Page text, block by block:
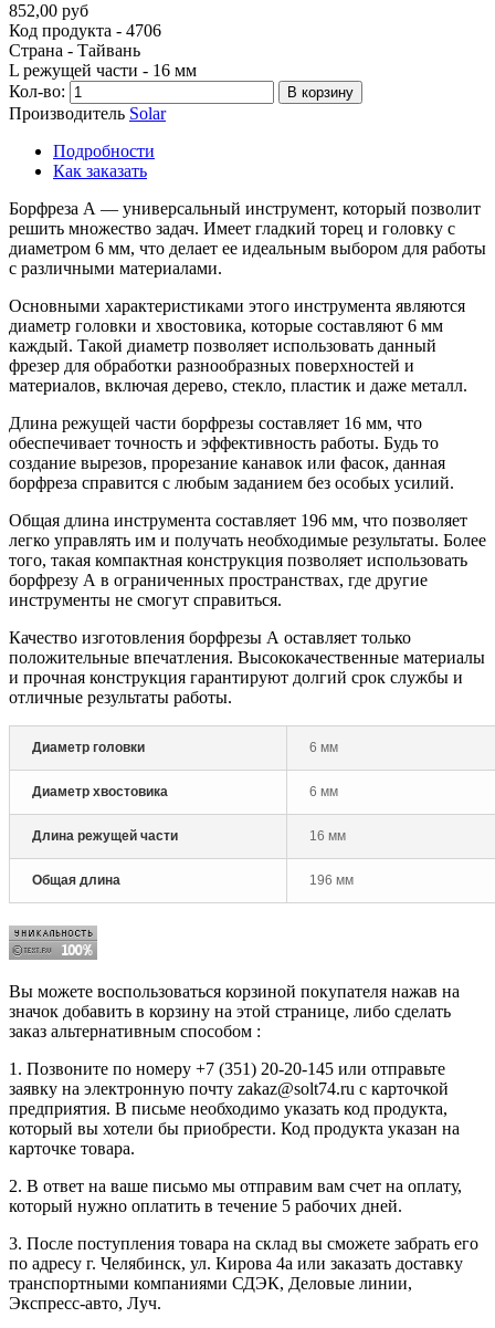
852,00 руб
Код продукта - 4706
Страна - Тайвань
L режущей части - 16 мм
Кол-во:
В корзину
Производитель Solar
Подробности
Как заказать
Борфреза А — универсальный инструмент, который позволит
решить множество задач. Имеет гладкий торец и головку с
диаметром 6 мм, что делает ее идеальным выбором для работы
с различными материалами.
Основными характеристиками этого инструмента являются
диаметр головки и хвостовика, которые составляют 6 мм
каждый. Такой диаметр позволяет использовать данный
фрезер для обработки разнообразных поверхностей и
материалов, включая дерево, стекло, пластик и даже металл.
Длина режущей части борфрезы составляет 16 мм, что
обеспечивает точность и эффективность работы. Будь то
создание вырезов, прорезание канавок или фасок, данная
борфреза справится с любым заданием без особых усилий.
Общая длина инструмента составляет 196 мм, что позволяет
легко управлять им и получать необходимые результаты. Более
того, такая компактная конструкция позволяет использовать
борфрезу А в ограниченных пространствах, где другие
инструменты не смогут справиться.
Качество изготовления борфрезы А оставляет только
положительные впечатления. Высококачественные материалы
и прочная конструкция гарантируют долгий срок службы и
отличные результаты работы.
Диаметр головки 6 мм
Диаметр хвостовика 6 мм
Длина режущей части 16 мм
Общая длина 196 мм
Вы можете воспользоваться корзиной покупателя нажав на
значок добавить в корзину на этой странице, либо сделать
заказ альтернативным способом :
1. Позвоните по номеру +7 (351) 20-20-145 или отправьте
заявку на электронную почту zakaz@solt74.ru с карточкой
предприятия. В письме необходимо указать код продукта,
который вы хотели бы приобрести. Код продукта указан на
карточке товара.
2. В ответ на ваше письмо мы отправим вам счет на оплату,
который нужно оплатить в течение 5 рабочих дней.
3. После поступления товара на склад вы сможете забрать его
по адресу г. Челябинск, ул. Кирова 4а или заказать доставку
транспортными компаниями СДЭК, Деловые линии,
Экспресс-авто, Луч.